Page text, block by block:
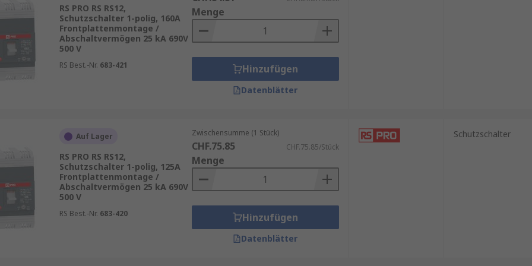
zur Erweiterung der Funktionalität
definierte Strombereiche
Energieverteilungssysteme, Gebäudeinstallationen, Schaltschrankbau sowie
Leistungsschalter sind für anspruchsvolle Betriebsbedingungen ausgelegt und
Funktion aus. Sie bieten Schutz vor elektrischen Fehlern und ermöglichen gleichzeitig
RS PRO RS RS12,
Schutzschalter 1-polig, 160A
Frontplattenmontage /
Abschaltvermögen 25 kA 690V
500 V
RS Best.-Nr. 683-421
Menge
Hinzufügen
Datenblätter
Auf Lager
RS PRO RS RS12,
Schutzschalter 1-polig, 125A
Frontplattenmontage /
Abschaltvermögen 25 kA 690V
500 V
RS Best.-Nr. 683-420
Zwischensumme (1 Stück)
CHF.75.85 CHF.75.85/Stück
Menge
Hinzufügen
Datenblätter
Schutzschalter